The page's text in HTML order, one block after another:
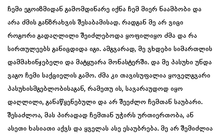
ჩემი ეგოიზმიდან გამომდინარე იქნა ჩემ მიერ ნაამბობი და
არა ძმის განზრახვის შესაბამისად. რადგან მე არ ვიცი
როგორი გადაღლილი შეიძლებოდა ყოფილიყო ძმა და რა
სირთულეებს განიცდიდა იგი. ამგვარად, მე ვხდები სიმართლის
დამმახინჯებელი და მატყუარა მონასტერში. და მე პასუხი უნდა
ვაგო ჩემი საქციელის გამო. ძმა კი თავისუფალია ყოველგვარი
პასუხისმგებლობისაგან, რამეთუ ის, სავარაუდოდ იყო
დაღლილი, განაწყენებული და არ შეეძლო ჩემთან საუბარი.
შესაძლოა, მას პირადად ჩემთან უჭირს ურთიერთობა, ან
ასეთი ხასიათი აქვს და ყველას ასე ესაუბრება. მე არ შემიძლია